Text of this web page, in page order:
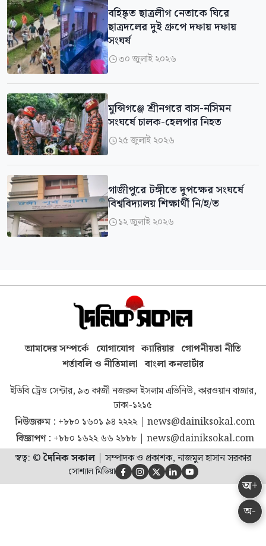
বহিষ্কৃত ছাত্রলীগ নেতাকে ঘিরে
ছাত্রদলের দুই গ্রুপে দফায় দফায়
সংঘর্ষ
৩০ জুলাই ২০২৬
মুন্সিগঞ্জে শ্রীনগরে বাস-নসিমন
সংঘর্ষে চালক-হেলপার নিহত
২৫ জুলাই ২০২৬
গাজীপুরে টঙ্গীতে দুপক্ষের সংঘর্ষে
বিশ্ববিদ্যালয় শিক্ষার্থী নি/হ/ত
১২ জুলাই ২০২৬
অ-
অ+
আমাদের সম্পর্কে যোগাযোগ ক্যারিয়ার গোপনীয়তা নীতি
শর্তাবলি ও নীতিমালা বাংলা কনভার্টার
ইডিবি ট্রেড সেন্টার, ৯৩ কাজী নজরুল ইসলাম এভিনিউ, কারওয়ান বাজার,
ঢাকা-১২১৫
নিউজরুম : +৮৮০ ১৬০১ ৯৪ ২২২২| news@dainiksokal.com
বিজ্ঞাপণ : +৮৮০ ১৬২২ ৬৬ ২৮৮৮| news@dainiksokal.com
স্বত্ব: ©দৈনিক সকাল| সম্পাদক ও প্রকাশক, নাজমুল হাসান সরকার
সোশ্যাল মিডিয়া     